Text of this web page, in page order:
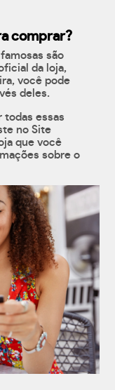
comprar?
são
da loja,
você pode
deles.
todas essas
no Site
que você
sobre o